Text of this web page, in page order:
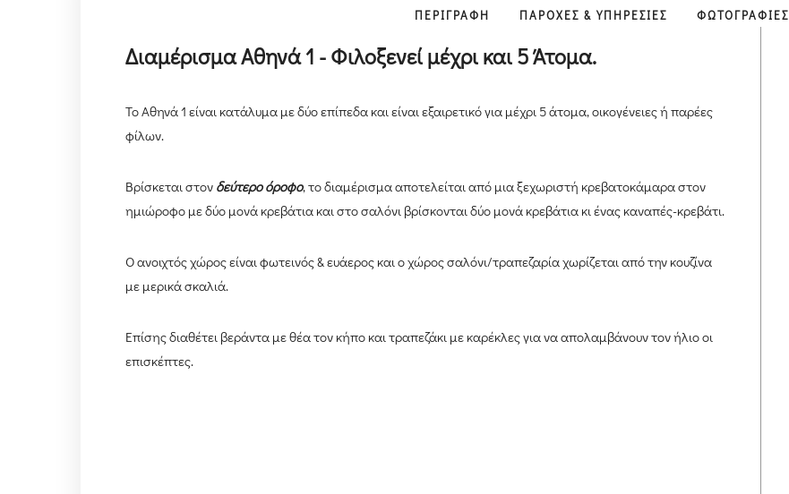
ΠΕΡΙΓΡΑΦΗ ΠΑΡΟΧΕΣ & ΥΠΗΡΕΣΙΕΣ ΦΩΤΟΓΡΑΦΙΕΣ
Διαμέρισμα Αθηνά 1 - Φιλοξενεί μέχρι και 5 Άτομα.
Το Αθηνά 1 είναι κατάλυμα με δύο επίπεδα και είναι εξαιρετικό για μέχρι 5 άτομα, οικογένειες ή παρέες
φίλων.
Βρίσκεται στον δεύτερο όροφο, το διαμέρισμα αποτελείται από μια ξεχωριστή κρεβατοκάμαρα στον
ημιώροφο με δύο μονά κρεβάτια και στο σαλόνι βρίσκονται δύο μονά κρεβάτια κι ένας καναπές-κρεβάτι.
Ο ανοιχτός χώρος είναι φωτεινός & ευάερος και ο χώρος σαλόνι/τραπεζαρία χωρίζεται από την κουζίνα
με μερικά σκαλιά.
Επίσης διαθέτει βεράντα με θέα τον κήπο και τραπεζάκι με καρέκλες για να απολαμβάνουν τον ήλιο οι
επισκέπτες.